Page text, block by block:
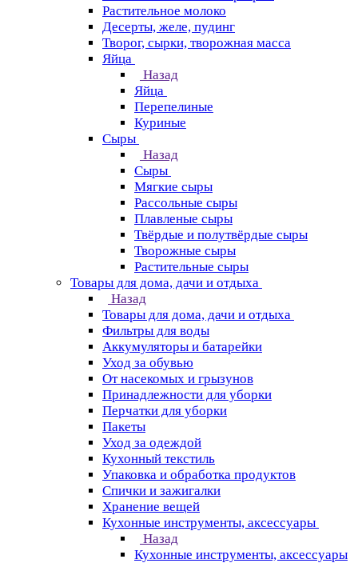
Растительное молоко
Десерты, желе, пудинг
Творог, сырки, творожная масса
Яйца
Назад
Яйца
Перепелиные
Куриные
Сыры
Назад
Сыры
Мягкие сыры
Рассольные сыры
Плавленые сыры
Твёрдые и полутвёрдые сыры
Творожные сыры
Растительные сыры
Товары для дома, дачи и отдыха
Назад
Товары для дома, дачи и отдыха
Фильтры для воды
Аккумуляторы и батарейки
Уход за обувью
От насекомых и грызунов
Принадлежности для уборки
Перчатки для уборки
Пакеты
Уход за одеждой
Кухонный текстиль
Упаковка и обработка продуктов
Спички и зажигалки
Хранение вещей
Кухонные инструменты, аксессуары
Назад
Кухонные инструменты, аксессуары